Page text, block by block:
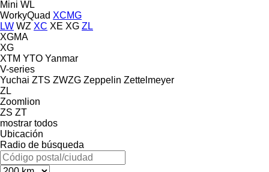
Mini WL
WorkyQuad XCMG
LW WZ XC XE XG ZL
XGMA
XG
XTM YTO Yanmar
V-series
Yuchai ZTS ZWZG Zeppelin Zettelmeyer
ZL
Zoomlion
ZS ZT
mostrar todos
Ubicación
Radio de búsqueda